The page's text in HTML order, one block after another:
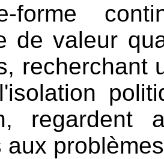
forme
de valeur
recherchant
regardent
aux